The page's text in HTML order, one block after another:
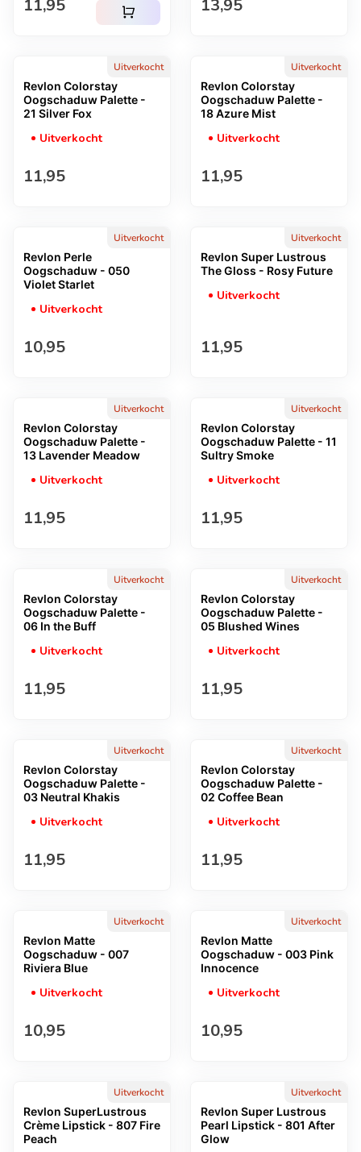
Normale prijs
11,95 shopping_cart Normale prijs
13,95
Uitverkocht
Revlon Colorstay
Oogschaduw Palette -
21 Silver Fox
Uitverkocht
Normale prijs
11,95
Uitverkocht
Revlon Colorstay
Oogschaduw Palette -
18 Azure Mist
Uitverkocht
Normale prijs
11,95
Uitverkocht
Revlon Perle
Oogschaduw - 050
Violet Starlet
Uitverkocht
Normale prijs
10,95
Uitverkocht
Revlon Super Lustrous
The Gloss - Rosy Future
Uitverkocht
Normale prijs
11,95
Uitverkocht
Revlon Colorstay
Oogschaduw Palette -
13 Lavender Meadow
Uitverkocht
Normale prijs
11,95
Uitverkocht
Revlon Colorstay
Oogschaduw Palette - 11
Sultry Smoke
Uitverkocht
Normale prijs
11,95
Uitverkocht
Revlon Colorstay
Oogschaduw Palette -
06 In the Buff
Uitverkocht
Normale prijs
11,95
Uitverkocht
Revlon Colorstay
Oogschaduw Palette -
05 Blushed Wines
Uitverkocht
Normale prijs
11,95
Uitverkocht
Revlon Colorstay
Oogschaduw Palette -
03 Neutral Khakis
Uitverkocht
Normale prijs
11,95
Uitverkocht
Revlon Colorstay
Oogschaduw Palette -
02 Coffee Bean
Uitverkocht
Normale prijs
11,95
Uitverkocht
Revlon Matte
Oogschaduw - 007
Riviera Blue
Uitverkocht
Normale prijs
10,95
Uitverkocht
Revlon Matte
Oogschaduw - 003 Pink
Innocence
Uitverkocht
Normale prijs
10,95
Uitverkocht
Revlon SuperLustrous
Crème Lipstick - 807 Fire
Peach
Uitverkocht
Revlon Super Lustrous
Pearl Lipstick - 801 After
Glow